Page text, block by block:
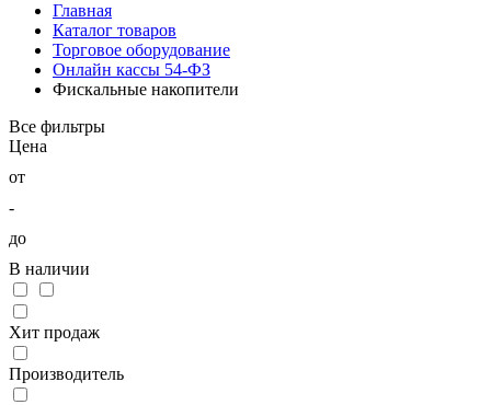
Главная
Каталог товаров
Торговое оборудование
Онлайн кассы 54-ФЗ
Фискальные накопители
Все фильтры
Цена
от
-
до
В наличии
Хит продаж
Производитель